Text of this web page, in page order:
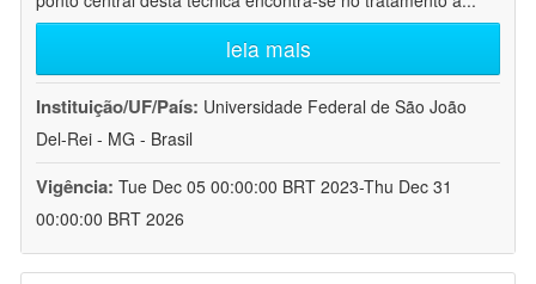
leia mais
Instituição/UF/País: Universidade Federal de São João
Del-Rei - MG - Brasil
Vigência: Tue Dec 05 00:00:00 BRT 2023-Thu Dec 31
00:00:00 BRT 2026